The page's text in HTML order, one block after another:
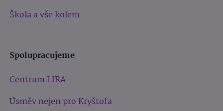
Škola a vše kolem
Spolupracujeme
Centrum LIRA
Úsměv nejen pro Kryštofa